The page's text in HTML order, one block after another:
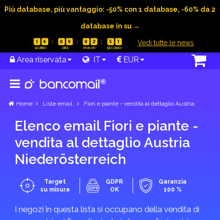
Più database, più vantaggio: -50% con 1 database, -60% da 2
database in su →
1 4 0 9 0 2 5 1 Vedi tutte le news
Area riservata IT EUR
Home Liste email Fiori e piante - vendita al dettaglio Austria
Elenco email Fiori e piante -
vendita al dettaglio Austria
Nieder­österreich
Target
su misura
GDPR
OK
Garanzia
100 %
I negozi in questa lista si occupano della vendita di